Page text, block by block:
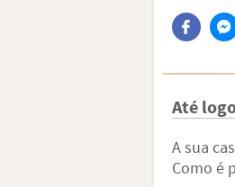
Até
A sua
Como é